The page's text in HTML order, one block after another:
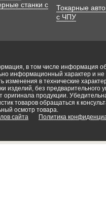
станки с
Токарные
с ЧПУ
в том числе информация об
информационный характер и
изменения в технические
изделий, без
оригинала продукции.
товаров обращаться к
осмотр товара.
сайта
Политика